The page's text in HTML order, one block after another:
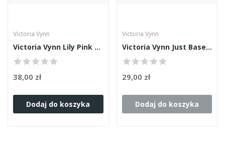
Victoria Vynn
Victoria Vynn Lily Pink Mega Base 8ml
38,00 zł
Dodaj do koszyka
Victoria Vynn
Victoria Vynn Just Base Snowden 8ml
29,00 zł
Dodaj do koszyka